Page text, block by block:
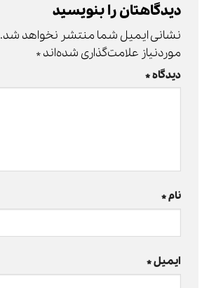
دیدگاهتان را بنویسید
نشانی ایمیل شما منتشر نخواهد شد.
موردنیاز علامت‌گذاری شده‌اند*
دیدگاه*
نام*
ایمیل*